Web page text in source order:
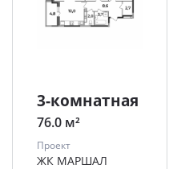
3-комнатная
76.0 м²
Проект
ЖК МАРШАЛ